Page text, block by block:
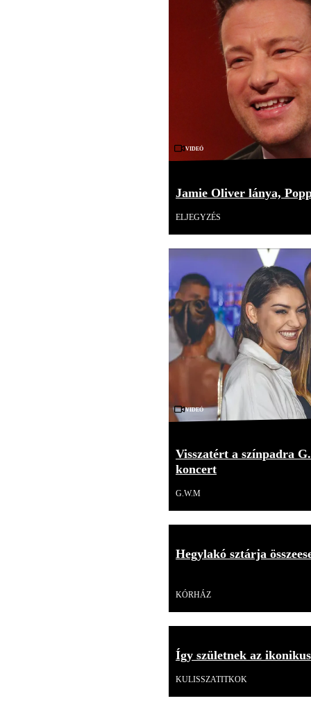
Videó
Jamie Oliver lánya,
ELJEGYZÉS
Videó
Visszatért a színpadra
koncert
G.W.M
Hegylakó sztárja
KÓRHÁZ
Így születnek az
KULISSZATITKOK